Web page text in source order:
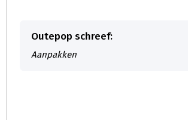
Outepop schreef:
Aanpakken